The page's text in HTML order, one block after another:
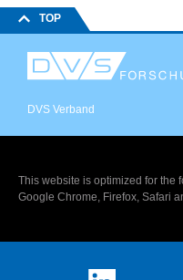
TOP
DVS Verband
This website is optimized for the
Google Chrome, Firefox, Safari